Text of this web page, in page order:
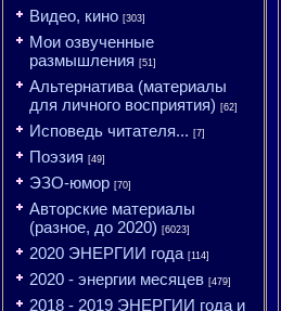
Видео, кино [303]
Мои озвученные
размышления [51]
Альтернатива (материалы
для личного восприятия) [62]
Исповедь читателя... [7]
Поэзия [49]
ЭЗО-юмор [70]
Авторские материалы
(разное, до 2020) [6023]
2020 ЭНЕРГИИ года [114]
2020 - энергии месяцев [479]
2018 - 2019 ЭНЕРГИИ года и